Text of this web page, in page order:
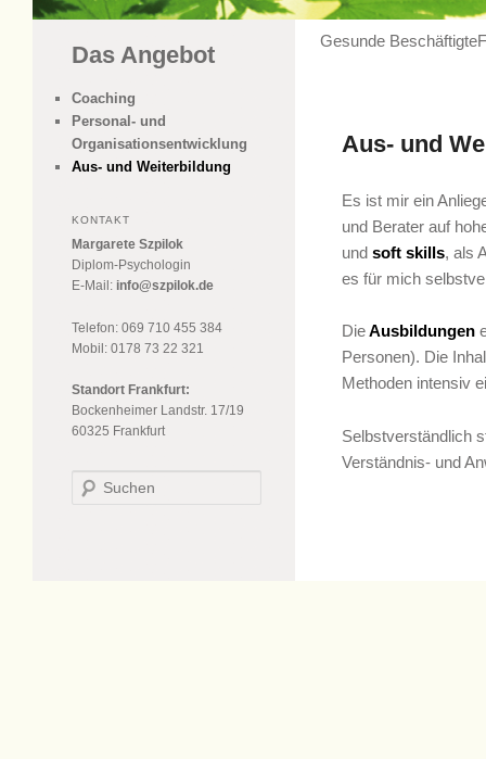
Gesunde Beschäftigte
Aus- und
Es ist mir ein
und Berater auf
und soft skills, als
es für mich
DieAusbildungen
Personen). Die
Methoden intensiv
Selbstverständlich
Verständnis- und
Das Angebot
Coaching
Personal- und
Organisationsentwicklung
Aus- und Weiterbildung
KONTAKT
Margarete Szpilok
Diplom-Psychologin
E-Mail: info@szpilok.de
Telefon: 069 710 455 384
Mobil: 0178 73 22 321
Standort Frankfurt:
Bockenheimer Landstr. 17/19
60325 Frankfurt
Suchen